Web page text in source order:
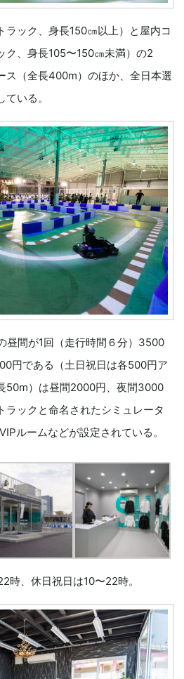
ック、身長150㎝以上）と屋内コ
ク、身長105〜150㎝未満）の2
ス（全長400m）のほか、全日本選
いる。
昼間が1回（走行時間６分）3500
円である（土日祝日は各500円ア
50m）は昼間2000円、夜間3000
ラックと命名されたシミュレータ
ルームなどが設定されている。
、休日祝日は10〜22時。